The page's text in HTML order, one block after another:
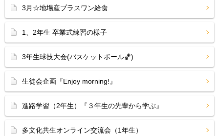
3月☆地場産プラスワン給食
1、2年生 卒業式練習の様子
3年生球技大会(バスケットボール🏀)
生徒会企画『Enjoy morning!』
進路学習（2年生）『３年生の先輩から学ぶ』
多文化共生オンライン交流会（1年生）